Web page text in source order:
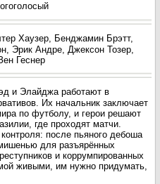
Хаузер, Бенджамин Брэтт,
Эрик Андре, Джексон Тозер,
Геснер
и Элайджа работают в
Их начальник заключает
по футболу, и герои решают
где проходят матчи.
после пьяного дебоша
для разъярённых
и коррумпированных
живыми, им нужно придумать,